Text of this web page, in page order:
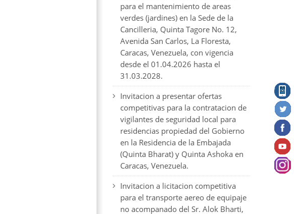
para el mantenimiento de areas
verdes (jardines) en la Sede de la
Cancilleria, Quinta Tagore No. 12,
Avenida San Carlos, La Floresta,
Caracas, Venezuela, con vigencia
desde el 01.04.2026 hasta el
31.03.2028.
Invitacion a presentar ofertas
competitivas para la contratacion de
vigilantes de seguridad local para
residencias propiedad del Gobierno
en la Residencia de la Embajada
(Quinta Bharat) y Quinta Ashoka en
Caracas, Venezuela.
Invitacion a licitacion competitiva
para el transporte aereo de equipaje
no acompanado del Sr. Alok Bharti,